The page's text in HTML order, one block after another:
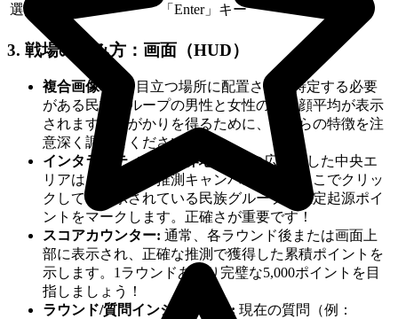
選択の確認
「Enter」キー
3. 戦場の読み方：画面（HUD）
複合画像表示:
目立つ場所に配置され、特定する必要
がある民族グループの男性と女性の複合顔平均が表示
されます。手がかりを得るために、これらの特徴を注
意深く調べてください！
インタラクティブな世界地図:
この広々とした中央エ
リアは、あなたの推測キャンバスです。ここでクリッ
クして、表示されている民族グループの推定起源ポイ
ントをマークします。正確さが重要です！
スコアカウンター: 通常、各ラウンド後または画面上
部に表示され、正確な推測で獲得した累積ポイントを
示します。1ラウンドあたり完璧な5,000ポイントを目
指しましょう！
ラウンド/質問インジケーター: 現在の質問（例：